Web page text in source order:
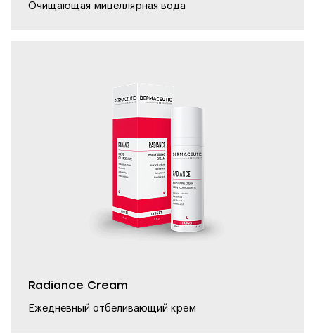
Очищающая мицеллярная вода
Radiance Cream
Ежедневный отбеливающий крем